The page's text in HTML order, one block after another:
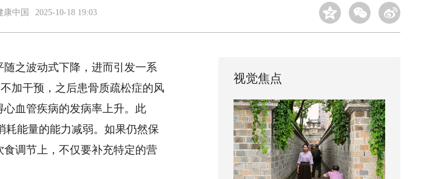
康中国 2025-10-18 19:03
之波动式下降，进而引发一系
加干预，之后患骨质疏松症的风
血管疾病的发病率上升。此
耗能量的能力减弱。如果仍然保
调节上，不仅要补充特定的营
视觉焦点